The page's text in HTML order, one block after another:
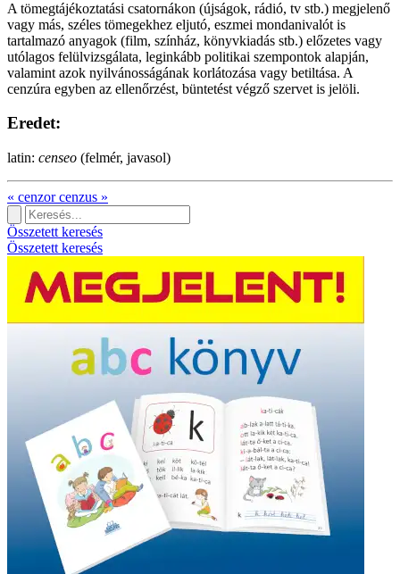
A tömegtájékoztatási csatornákon (újságok, rádió, tv stb.) megjelenő
vagy más, széles tömegekhez eljutó, eszmei mondanivalót is
tartalmazó anyagok (film, színház, könyvkiadás stb.) előzetes vagy
utólagos felülvizsgálata, leginkább politikai szempontok alapján,
valamint azok nyilvánosságának korlátozása vagy betiltása. A
cenzúra egyben az ellenőrzést, büntetést végző szervet is jelöli.
Eredet:
latin: censeo (felmér, javasol)
« cenzor cenzus »
Összetett keresés
Összetett keresés